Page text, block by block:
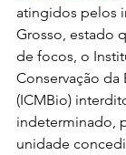
atingidos pelos
Grosso, estado
de focos, o
Conservação
(ICMBio)
indeterminado,
unidade